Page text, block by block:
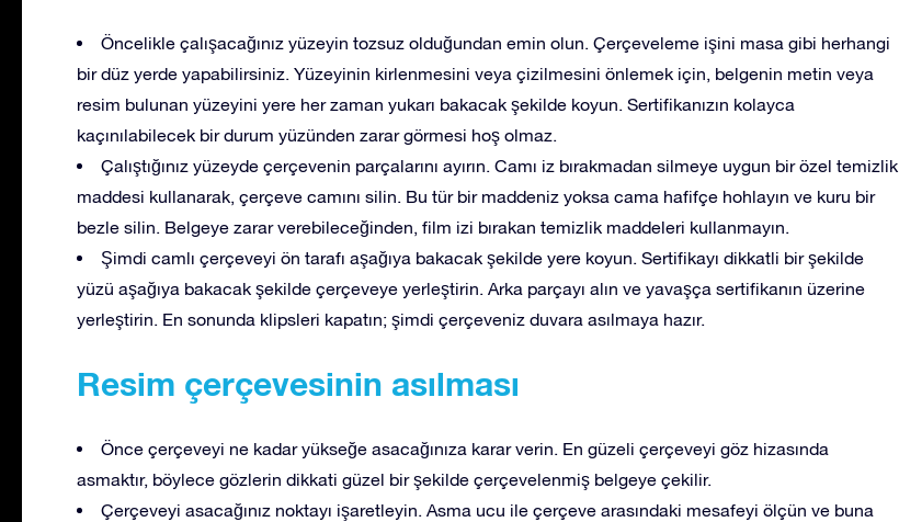
Öncelikle çalışacağınız yüzeyin tozsuz olduğundan emin olun. Çerçeveleme işini masa gibi herhangi
bir düz yerde yapabilirsiniz. Yüzeyinin kirlenmesini veya çizilmesini önlemek için, belgenin metin veya
resim bulunan yüzeyini yere her zaman yukarı bakacak şekilde koyun. Sertifikanızın kolayca
kaçınılabilecek bir durum yüzünden zarar görmesi hoş olmaz.
Çalıştığınız yüzeyde çerçevenin parçalarını ayırın. Camı iz bırakmadan silmeye uygun bir özel temizlik
maddesi kullanarak, çerçeve camını silin. Bu tür bir maddeniz yoksa cama hafifçe hohlayın ve kuru bir
bezle silin. Belgeye zarar verebileceğinden, film izi bırakan temizlik maddeleri kullanmayın.
Şimdi camlı çerçeveyi ön tarafı aşağıya bakacak şekilde yere koyun. Sertifikayı dikkatli bir şekilde
yüzü aşağıya bakacak şekilde çerçeveye yerleştirin. Arka parçayı alın ve yavaşça sertifikanın üzerine
yerleştirin. En sonunda klipsleri kapatın; şimdi çerçeveniz duvara asılmaya hazır.
Resim çerçevesinin asılması
Önce çerçeveyi ne kadar yükseğe asacağınıza karar verin. En güzeli çerçeveyi göz hizasında
asmaktır, böylece gözlerin dikkati güzel bir şekilde çerçevelenmiş belgeye çekilir.
Çerçeveyi asacağınız noktayı işaretleyin. Asma ucu ile çerçeve arasındaki mesafeyi ölçün ve buna